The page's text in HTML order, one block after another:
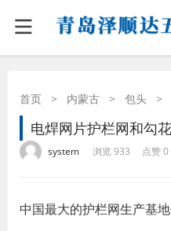
首页 > 内蒙古 > 包头 >
电焊网片护栏网和勾
system 浏览 933 点赞 0
中国最大的护栏网生产基